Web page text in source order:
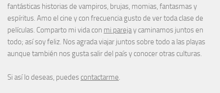
fantásticas historias de vampiros, brujas, momias, fantasmas y
espíritus. Amo el cine y con frecuencia gusto de ver toda clase de
películas. Comparto mi vida con mi parejay caminamos juntos en
todo; así soy feliz. Nos agrada viajar juntos sobre todo a las playas
aunque también nos gusta salir del país y conocer otras culturas.
Si así lo deseas, puedes contactarme.